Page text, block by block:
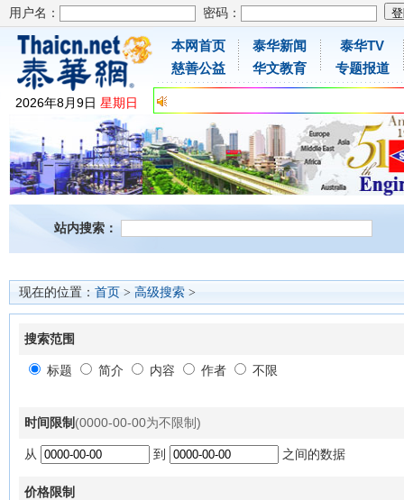
用户名： 密码：
2026年8月9日 星期日
本网首页
慈善公益
泰华新闻
华文教育
泰华TV
专题报道
站内搜索：
现在的位置： 首页 > 高级搜索 >
搜索范围
标题 简介 内容 作者 不限
时间限制 (0000-00-00为不限制)
从 到 之间的数据
价格限制